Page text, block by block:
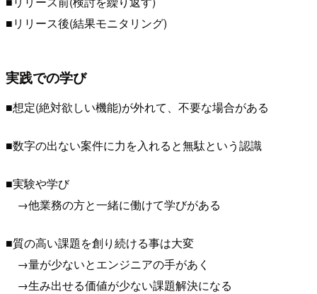
■リリース後(結果モニタリング)
実践での学び
■想定(絶対欲しい機能)が外れて、不要な場合がある
■数字の出ない案件に力を入れると無駄という認識
■実験や学び
→他業務の方と一緒に働けて学びがある
■質の高い課題を創り続ける事は大変
→量が少ないとエンジニアの手があく
→生み出せる価値が少ない課題解決になる